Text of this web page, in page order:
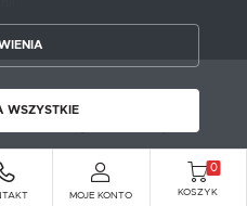
probox.pl
MOJE KONTO
0
KOSZYK
WSZYSTKIE